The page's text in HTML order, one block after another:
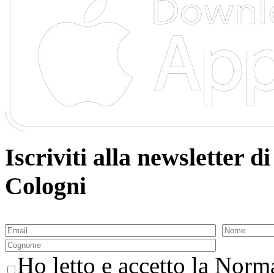
Iscriviti alla newsletter di
Cologni
Ho letto e accetto la